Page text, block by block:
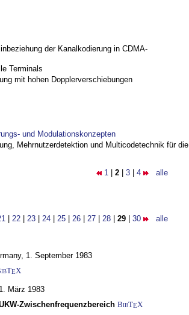
der Kanalkodierung in CDMA-
Terminals
mit hohen Dopplerverschiebungen
und Modulationskonzepten
Mehrnutzerdetektion und Multicodetechnik für die
1 2 3 4 alle
22 23 24 25 26 27 28 29 30 alle
1. September 1983
EX
1. März 1983
Zwischenfrequenzbereich BibTEX